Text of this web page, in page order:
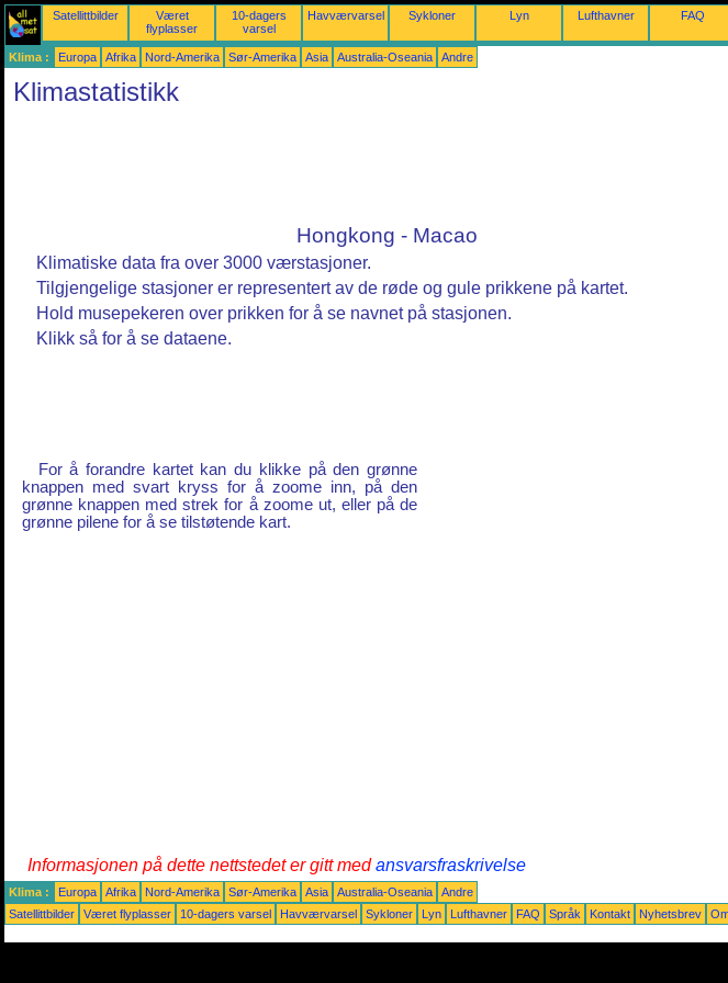
Satellittbilder
Været
flyplasser
10-dagers
varsel
Havværvarsel Sykloner Lyn Lufthavner FAQ
Klima : Europa Afrika Nord-Amerika Sør-Amerika Asia Australia-Oseania Andre
Klimastatistikk
Hongkong - Macao
Klimatiske data fra over 3000 værstasjoner.
Tilgjengelige stasjoner er representert av de røde og gule prikkene på kartet.
Hold musepekeren over prikken for å se navnet på stasjonen.
Klikk så for å se dataene.
For å forandre kartet kan du klikke på den grønne
knappen med svart kryss for å zoome inn, på den
grønne knappen med strek for å zoome ut, eller på de
grønne pilene for å se tilstøtende kart.
Informasjonen på dette nettstedet er gitt medansvarsfraskrivelse
Klima : Europa Afrika Nord-Amerika Sør-Amerika Asia Australia-Oseania
Andre
Satellittbilder
Været flyplasser 10-dagers varsel Havværvarsel Sykloner Lyn Lufthavner FAQ Språk Kontakt Nyhetsbrev